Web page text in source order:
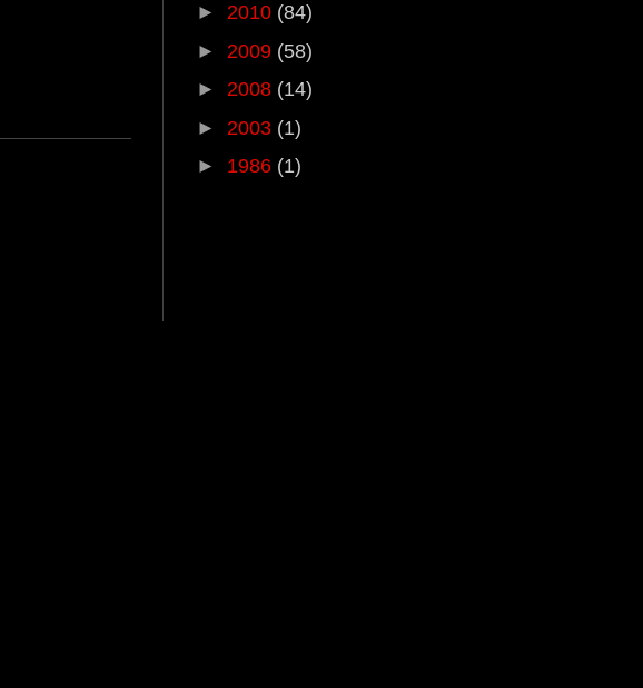
► 2010 (84)
► 2009 (58)
► 2008 (14)
► 2003 (1)
► 1986 (1)